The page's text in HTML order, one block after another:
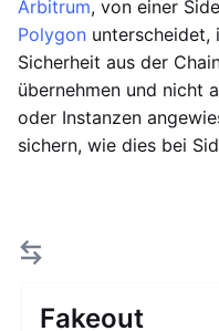
Arbitrum, von einer
Polygon unterscheidet,
Sicherheit aus der
übernehmen und nicht
oder Instanzen
sichern, wie dies bei
Fakeout